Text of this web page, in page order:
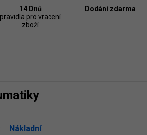
14 Dnů
pravidla pro vracení
zboží
Dodání zdarma
Nákladní